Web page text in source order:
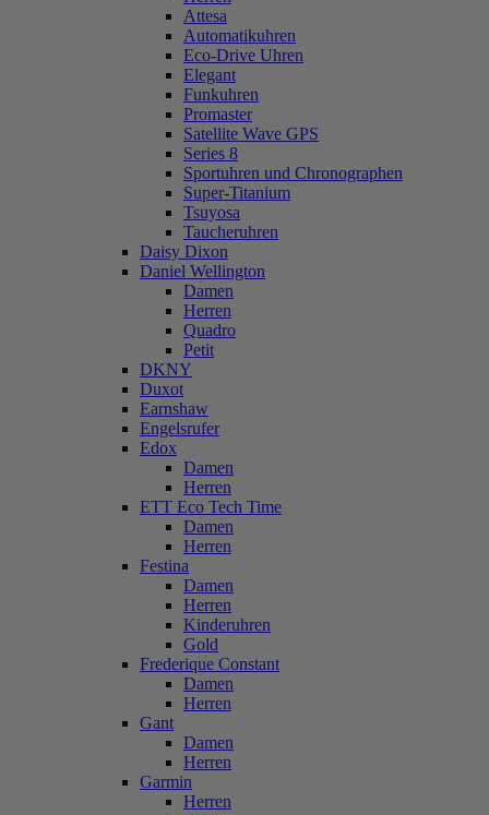
Attesa
Automatikuhren
Eco-Drive Uhren
Elegant
Funkuhren
Promaster
Satellite Wave GPS
Series 8
Sportuhren und Chronographen
Super-Titanium
Tsuyosa
Taucheruhren
Daisy Dixon
Daniel Wellington
Damen
Herren
Quadro
Petit
DKNY
Duxot
Earnshaw
Engelsrufer
Edox
Damen
Herren
ETT Eco Tech Time
Damen
Herren
Festina
Damen
Herren
Kinderuhren
Gold
Frederique Constant
Damen
Herren
Gant
Damen
Herren
Garmin
Herren